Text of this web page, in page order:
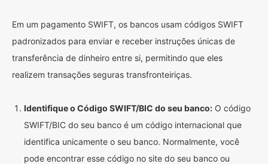
Em um pagamento SWIFT, os bancos usam códigos SWIFT
padronizados para enviar e receber instruções únicas de
transferência de dinheiro entre si, permitindo que eles
realizem transações seguras transfronteiriças.
Identifique o Código SWIFT/BIC do seu banco: O código
SWIFT/BIC do seu banco é um código internacional que
identifica unicamente o seu banco. Normalmente, você
pode encontrar esse código no site do seu banco ou